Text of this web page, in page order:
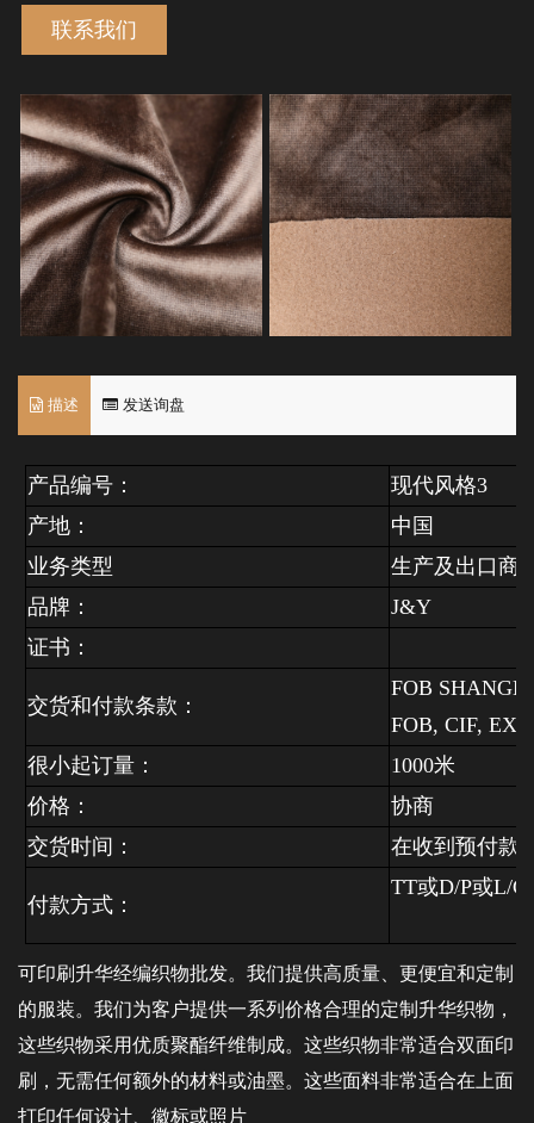
联系我们
描述 发送询盘
产品编号： 现代风格3
产地：
中国
业务类型
生产及出口商
品牌：
J&Y
证书：
交货和付款条款：
FOB
FOB, CIF,
很小起订量： 1000米
价格：
协商
交货时间：
在收到预付款
付款方式：
TT或D/P或L/C
可印刷升华经编织物批发。我们提供高质量、更便宜和定制
的服装。我们为客户提供一系列价格合理的定制升华织物，
这些织物采用优质聚酯纤维制成。这些织物非常适合双面印
刷，无需任何额外的材料或油墨。这些面料非常适合在上面
打印任何设计、徽标或照片